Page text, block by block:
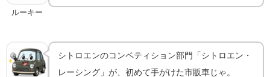
ルーキー
シトロエンのコンペティション部門「シトロエン・
レーシング」が、初めて手がけた市販車じゃ。